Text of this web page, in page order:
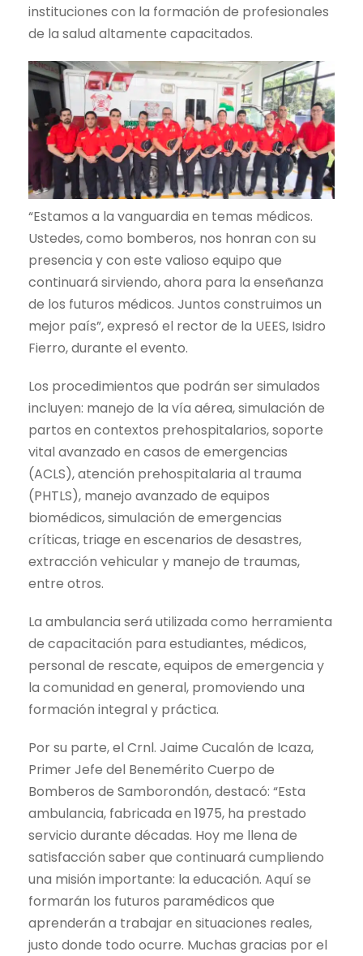
instituciones con la formación de profesionales
de la salud altamente capacitados.
“Estamos a la vanguardia en temas médicos.
Ustedes, como bomberos, nos honran con su
presencia y con este valioso equipo que
continuará sirviendo, ahora para la enseñanza
de los futuros médicos. Juntos construimos un
mejor país”, expresó el rector de la UEES, Isidro
Fierro, durante el evento.
Los procedimientos que podrán ser simulados
incluyen: manejo de la vía aérea, simulación de
partos en contextos prehospitalarios, soporte
vital avanzado en casos de emergencias
(ACLS), atención prehospitalaria al trauma
(PHTLS), manejo avanzado de equipos
biomédicos, simulación de emergencias
críticas, triage en escenarios de desastres,
extracción vehicular y manejo de traumas,
entre otros.
La ambulancia será utilizada como herramienta
de capacitación para estudiantes, médicos,
personal de rescate, equipos de emergencia y
la comunidad en general, promoviendo una
formación integral y práctica.
Por su parte, el Crnl. Jaime Cucalón de Icaza,
Primer Jefe del Benemérito Cuerpo de
Bomberos de Samborondón, destacó: “Esta
ambulancia, fabricada en 1975, ha prestado
servicio durante décadas. Hoy me llena de
satisfacción saber que continuará cumpliendo
una misión importante: la educación. Aquí se
formarán los futuros paramédicos que
aprenderán a trabajar en situaciones reales,
justo donde todo ocurre. Muchas gracias por el